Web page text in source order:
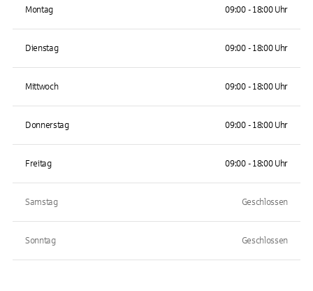
Montag 09:00 - 18:00 Uhr
Dienstag 09:00 - 18:00 Uhr
Mittwoch 09:00 - 18:00 Uhr
Donnerstag 09:00 - 18:00 Uhr
Freitag 09:00 - 18:00 Uhr
Samstag Geschlossen
Sonntag Geschlossen